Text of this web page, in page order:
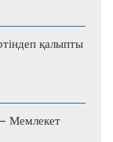
қалыпты
Мемлекет